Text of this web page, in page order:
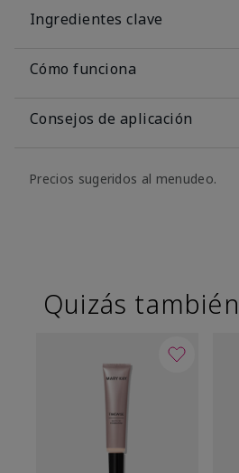
Ingredientes clave
Cómo funciona
Consejos de aplicación
Precios sugeridos al menudeo.
Quizás